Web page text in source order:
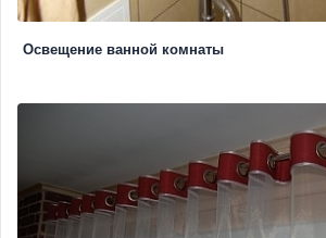
Освещение ванной комнаты